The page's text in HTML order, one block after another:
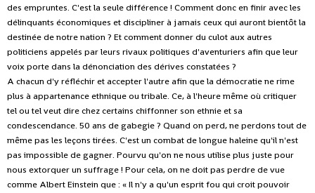
des empruntes. C'est la seule différence ! Comment donc en finir avec les
délinquants économiques et discipliner à jamais ceux qui auront bientôt la
destinée de notre nation ? Et comment donner du culot aux autres
politiciens appelés par leurs rivaux politiques d'aventuriers afin que leur
voix porte dans la dénonciation des dérives constatées ?
A chacun d'y réfléchir et accepter l'autre afin que la démocratie ne rime
plus à appartenance ethnique ou tribale. Ce, à l'heure même où critiquer
tel ou tel veut dire chez certains chiffonner son ethnie et sa
condescendance. 50 ans de gabegie ? Quand on perd, ne perdons tout de
même pas les leçons tirées. C'est un combat de longue haleine qu'il n'est
pas impossible de gagner. Pourvu qu'on ne nous utilise plus juste pour
nous extorquer un suffrage ! Pour cela, on ne doit pas perdre de vue
comme Albert Einstein que : « Il n'y a qu'un esprit fou qui croit pouvoir